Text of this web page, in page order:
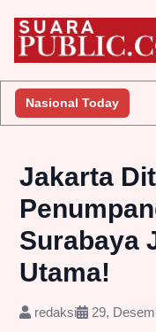
Nasional Today
Jakarta
Surabaya
Utama!
redaksi 29,